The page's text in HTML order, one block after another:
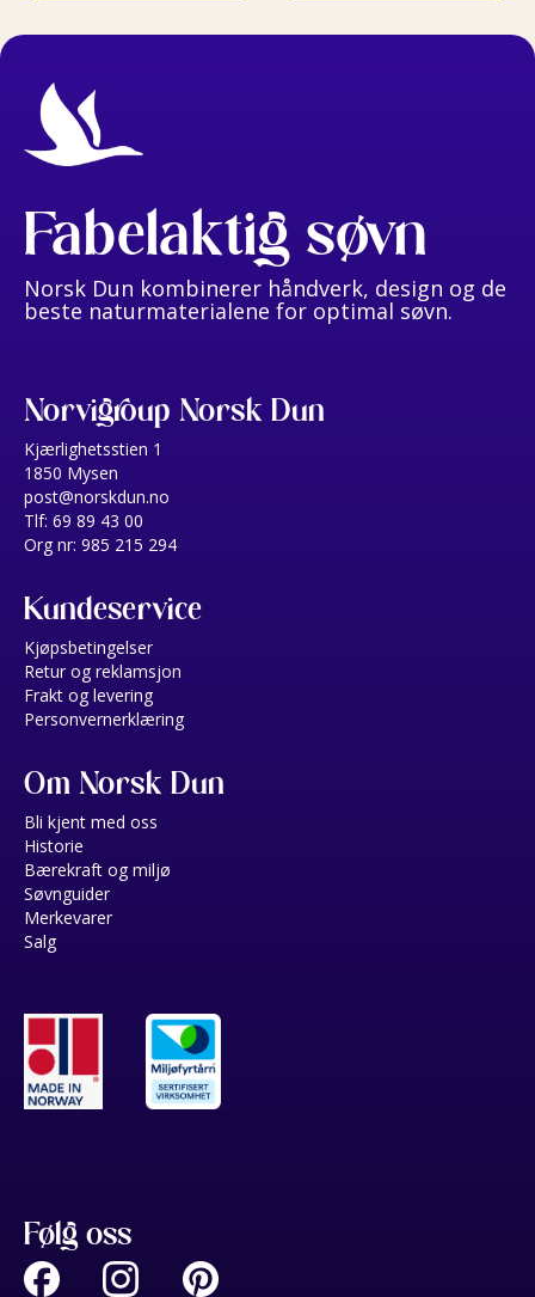
Fabelaktig søvn
Norsk Dun kombinerer håndverk, design og de
beste naturmaterialene for optimal søvn.
Norvigroup Norsk Dun
Kjærlighetsstien 1
1850 Mysen
post@norskdun.no
Tlf: 69 89 43 00
Org nr: 985 215 294
Kundeservice
Kjøpsbetingelser
Retur og reklamsjon
Frakt og levering
Personvernerklæring
Om Norsk Dun
Bli kjent med oss
Historie
Bærekraft og miljø
Søvnguider
Merkevarer
Salg
Følg oss